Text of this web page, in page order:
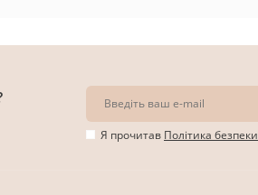
Я прочитав Політика безпеки